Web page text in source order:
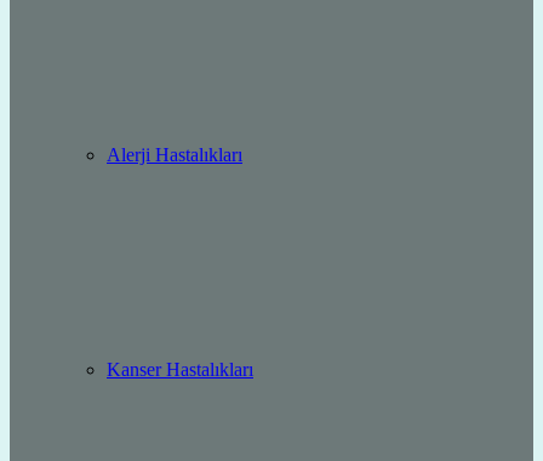
Alerji Hastalıkları
Kanser Hastalıkları